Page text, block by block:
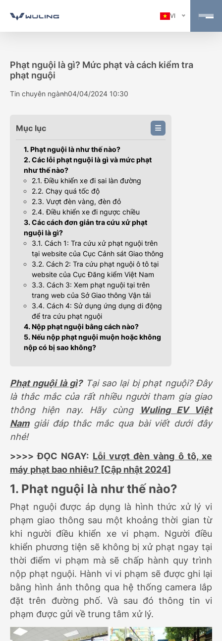
VI
Phạt nguội là gì? Mức phạt và cách kiểm tra
phạt nguội
Tin chuyên ngành04/04/2024 10:30
Mục lục
1. Phạt nguội là như thế nào?
2. Các lỗi phạt nguội là gì và mức phạt
như thế nào?
2.1. Điều khiển xe đi sai làn đường
2.2. Chạy quá tốc độ
2.3. Vượt đèn vàng, đèn đỏ
2.4. Điều khiển xe đi ngược chiều
3. Các cách đơn giản tra cứu xử phạt
nguội là gì?
3.1. Cách 1: Tra cứu xử phạt nguội trên
tại website của Cục Cảnh sát Giao thông
3.2. Cách 2: Tra cứu phạt nguội ô tô tại
website của Cục Đăng kiểm Việt Nam
3.3. Cách 3: Xem phạt nguội tại trên
trang web của Sở Giao thông Vận tải
3.4. Cách 4: Sử dụng ứng dụng di động
để tra cứu phạt nguội
4. Nộp phạt nguội bằng cách nào?
5. Nếu nộp phạt nguội muộn hoặc không
nộp có bị sao không?
Phạt nguội là gì?Tại sao lại bị phạt nguội? Đây
là thắc mắc của rất nhiều người tham gia giao
thông hiện nay. Hãy cùng
Wuling EV Việt
Nam giải đáp thắc mắc qua bài viết dưới đây
nhé!
>>>> ĐỌC NGAY: Lỗi vượt đèn vàng ô tô, xe
máy phạt bao nhiêu? [Cập nhật 2024]
1. Phạt nguội là như thế nào?
Phạt nguội được áp dụng là hình thức xử lý vi
phạm giao thông sau một khoảng thời gian từ
khi người điều khiển xe vi phạm. Người điều
khiển phương tiện sẽ không bị xử phạt ngay tại
thời điểm vi phạm mà sẽ chấp hành quy trình
nộp phạt nguội. Hành vi vi phạm sẽ được ghi lại
bằng hình ảnh thông qua hệ thống camera lắp
đặt trên đường phố. Và sau đó thông tin vi
phạm được gửi về trung tâm xử lý.